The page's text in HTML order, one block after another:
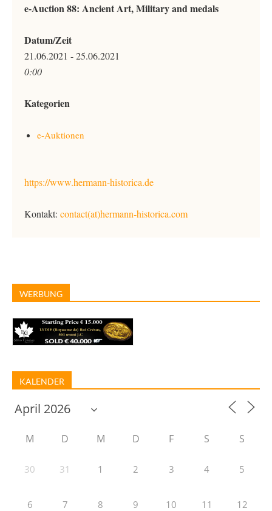
e-Auction 88: Ancient Art, Military and medals
Datum/Zeit
21.06.2021 - 25.06.2021
0:00
Kategorien
e-Auktionen
https://www.hermann-historica.de
Kontakt: contact(at)hermann-historica.com
WERBUNG
KALENDER
M D M D F S S
30 31 1 2 3 4 5
6 7 8 9 10 11 12